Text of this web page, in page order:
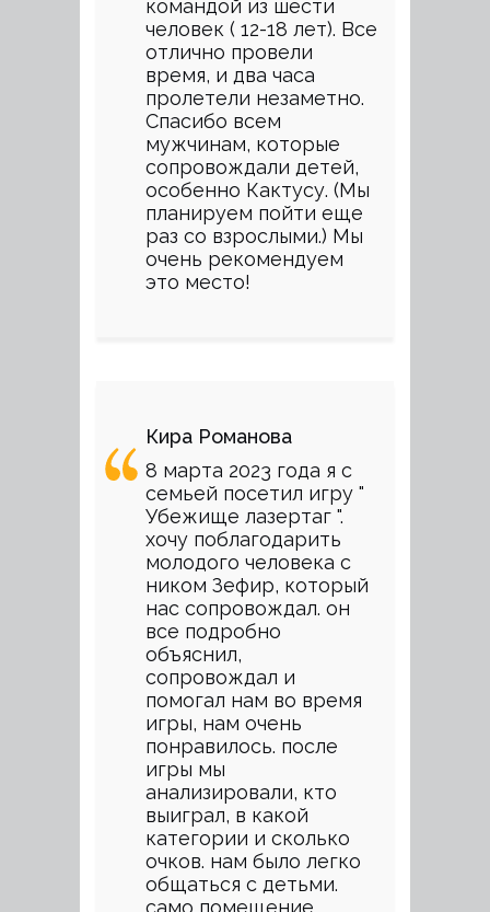
командой из шести
человек ( 12-18 лет). Все
отлично провели
время, и два часа
пролетели незаметно.
Спасибо всем
мужчинам, которые
сопровождали детей,
особенно Кактусу. (Мы
планируем пойти еще
раз со взрослыми.) Мы
очень рекомендуем
это место!
Кира Романова
8 марта 2023 года я с
семьей посетил игру "
Убежище лазертаг ".
хочу поблагодарить
молодого человека с
ником Зефир, который
нас сопровождал. он
все подробно
объяснил,
сопровождал и
помогал нам во время
игры, нам очень
понравилось. после
игры мы
анализировали, кто
выиграл, в какой
категории и сколько
очков. нам было легко
общаться с детьми.
само помещение